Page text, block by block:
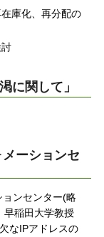
庫化、再分配の
に関して」
ーションセ
ンセンター(略
早稲田大学教授
なIPアドレスの